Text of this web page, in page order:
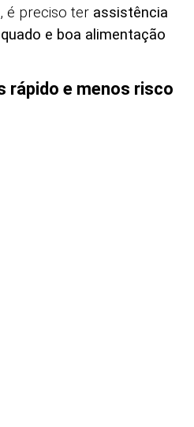
é preciso ter assistência
e boa alimentação
rápido e menos risco